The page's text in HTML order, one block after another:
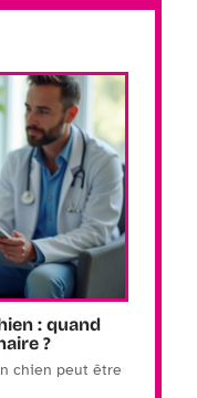
: quand
?
chien peut être